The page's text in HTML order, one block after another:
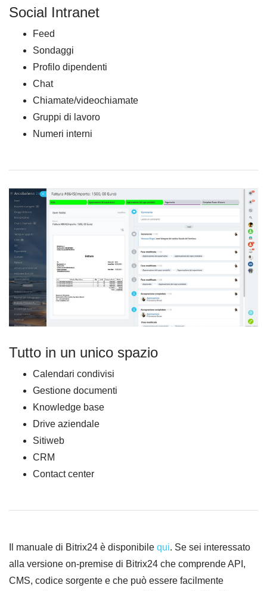
Social Intranet
Feed
Sondaggi
Profilo dipendenti
Chat
Chiamate/videochiamate
Gruppi di lavoro
Numeri interni
Tutto in un unico spazio
Calendari condivisi
Gestione documenti
Knowledge base
Drive aziendale
Sitiweb
CRM
Contact center
Il manuale di Bitrix24 è disponibile qui. Se sei interessato
alla versione on-premise di Bitrix24 che comprende API,
CMS, codice sorgente e che può essere facilmente